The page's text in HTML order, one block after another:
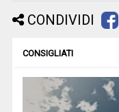
CONDIVIDI
CONSIGLIATI